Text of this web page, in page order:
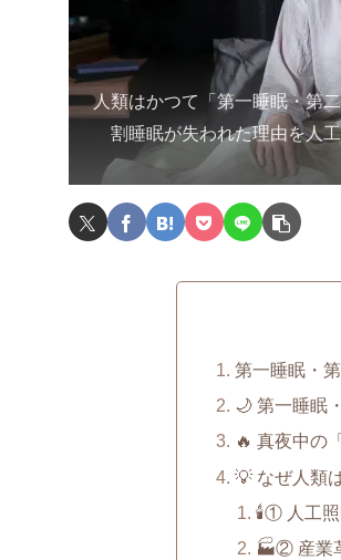
人類はかつて「第一睡眠・第
割睡眠が失われた理由を人
第一睡眠・
🌙 第一睡眠
🔥 真夜中の
💡 なぜ人類
🕯️① 人工照
🏭② 産業